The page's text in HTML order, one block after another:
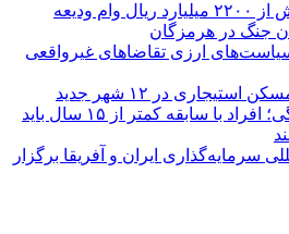
تسهیل در پرداخت بیش از ۲۲۰۰ میلیارد ریال وام ودیعه
جنگ در هرمزگان
ارزی تقاضاهای غیرواقعی
در ۱۲ شهر جدید
قانون جدید بازنشستگی؛ افراد با سابقه کمتر از ۱۵ سال باید
سرمایه‌گذاری ایران و آفریقا برگزار